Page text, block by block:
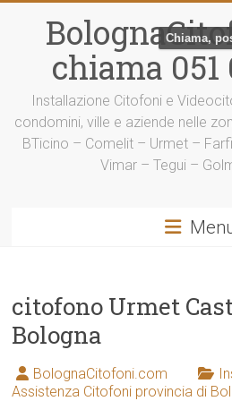
contenutochiama 051
Installazione Citofoni e
condomini, ville e aziende nelle
BTicino – Comelit – Urmet –
Vimar – Tegui –
citofono Urmet
Bologna
BolognaCitofoni.com
Assistenza Citofoni provincia di
Chiama,